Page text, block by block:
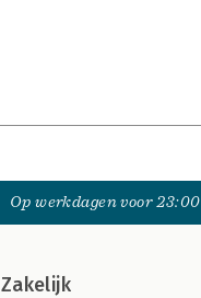
Op werkdagen voor
Zakelijk